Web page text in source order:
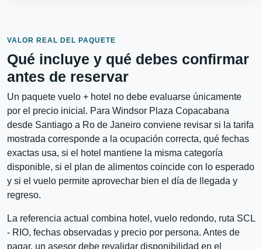
VALOR REAL DEL PAQUETE
Qué incluye y qué debes confirmar
antes de reservar
Un paquete vuelo + hotel no debe evaluarse únicamente
por el precio inicial. Para Windsor Plaza Copacabana
desde Santiago a Ro de Janeiro conviene revisar si la tarifa
mostrada corresponde a la ocupación correcta, qué fechas
exactas usa, si el hotel mantiene la misma categoría
disponible, si el plan de alimentos coincide con lo esperado
y si el vuelo permite aprovechar bien el día de llegada y
regreso.
La referencia actual combina hotel, vuelo redondo, ruta SCL
- RIO, fechas observadas y precio por persona. Antes de
pagar, un asesor debe revalidar disponibilidad en el